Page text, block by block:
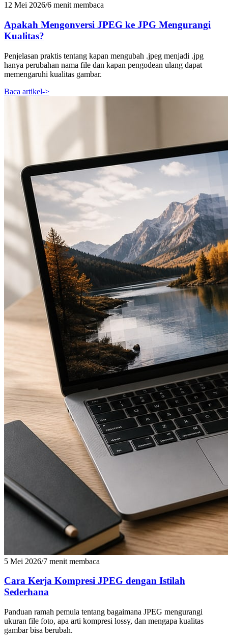
12 Mei 2026/6 menit membaca
Apakah Mengonversi JPEG ke JPG Mengurangi
Kualitas?
Penjelasan praktis tentang kapan mengubah .jpeg menjadi .jpg
hanya perubahan nama file dan kapan pengodean ulang dapat
memengaruhi kualitas gambar.
Baca artikel->
5 Mei 2026/7 menit membaca
Cara Kerja Kompresi JPEG dengan Istilah
Sederhana
Panduan ramah pemula tentang bagaimana JPEG mengurangi
ukuran file foto, apa arti kompresi lossy, dan mengapa kualitas
gambar bisa berubah.